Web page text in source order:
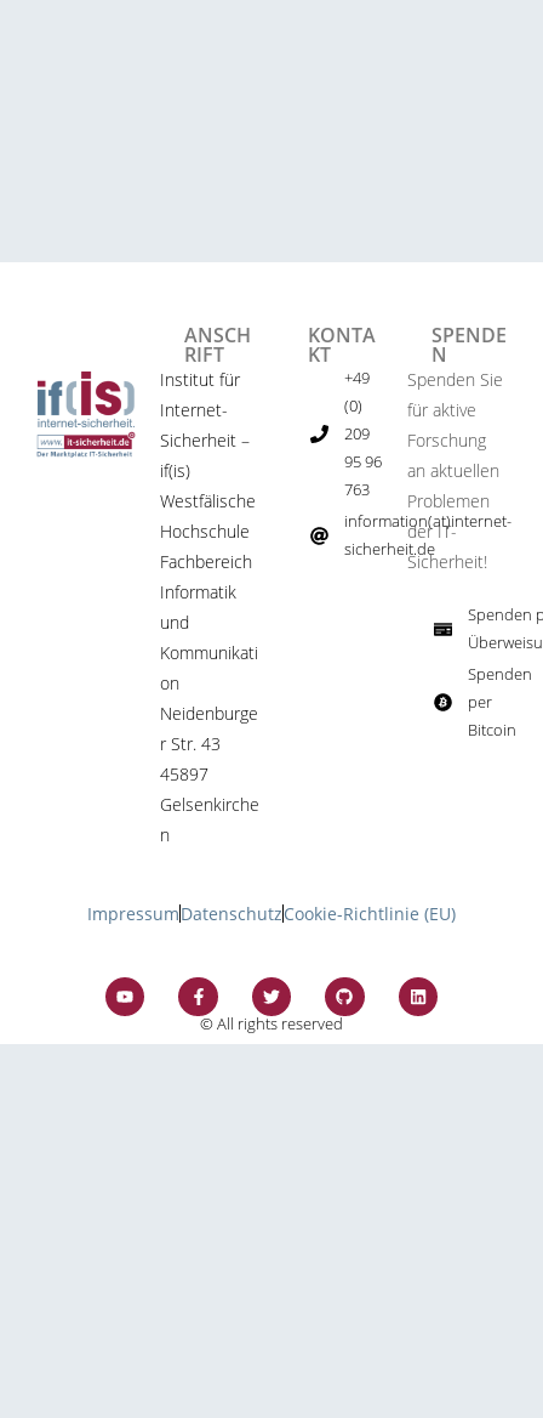
ANSCH
RIFT
Institut für
Internet-
Sicherheit –
if(is)
Westfälische
Hochschule
Fachbereich
Informatik
und
Kommunikati
on
Neidenburge
r Str. 43
45897
Gelsenkirche
n
KONTA
KT
+49
(0)
209
95 96
763
information(at)internet-
sicherheit.de ​
SPENDE
N
Spenden Sie
für aktive
Forschung
an aktuellen
Problemen
der IT-
Sicherheit!​
Spenden
Spenden
per
Bitcoin​
ImpressumDatenschutzCookie-Richtlinie (EU)
© All rights reserved